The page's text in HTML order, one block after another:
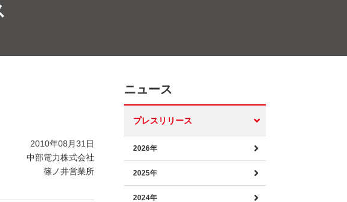
2010年08月31日
中部電力株式会社
篠ノ井営業所
ニュース
プレスリリース
2026年
2025年
2024年